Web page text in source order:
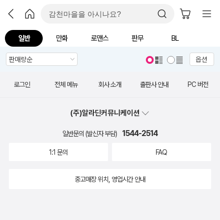
일반 만화 로맨스 판무 BL
옵션
로그인 전체 메뉴 회사 소개 출판사 안내 PC 버전
(주)알라딘커뮤니케이션
일반문의 (발신자 부담) 1544-2514
1:1 문의 FAQ
중고매장 위치, 영업시간 안내